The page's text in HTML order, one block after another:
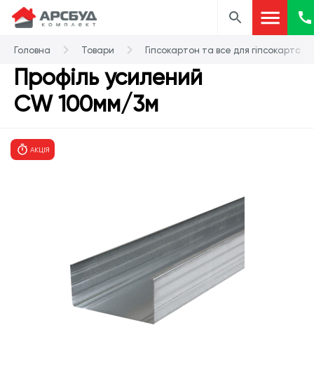
Головна Товари Гіпсокартон та все для гіпсокартону
Профіль усилений
CW 100мм/3м
АКЦІЯ